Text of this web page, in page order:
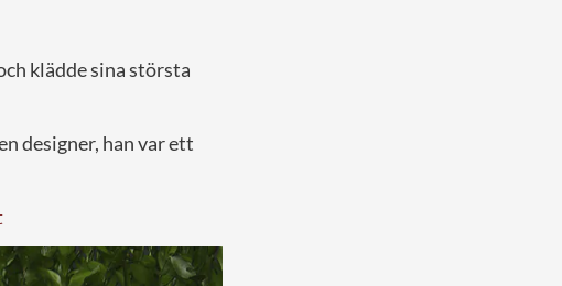
klädde sina största
designer, han var ett